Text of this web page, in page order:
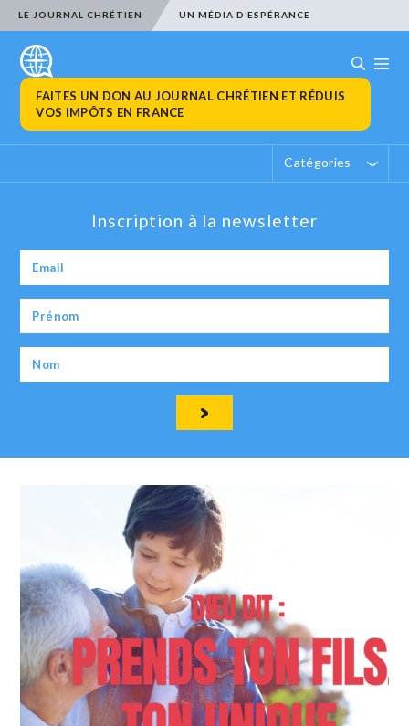
LE JOURNAL CHRÉTIEN UN MÉDIA D’ESPÉRANCE
FAITES UN DON AU JOURNAL CHRÉTIEN ET RÉDUIS
VOS IMPÔTS EN FRANCE
Catégories
Inscription à la newsletter